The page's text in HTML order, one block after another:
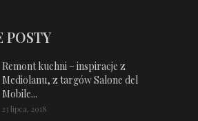
POSTY
Remont kuchni – inspiracje z
Mediolanu, z targów Salone del
Mobile...
23 lipca, 2018